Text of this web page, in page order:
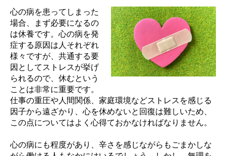
心の病を患ってしまった
場合、まず必要になるの
は休養です。心の病を発
症する原因は人それぞれ
様々ですが、共通する要
因としてストレスが挙げ
られるので、休むという
ことは非常に重要です。
仕事の重圧や人間関係、家庭環境などストレスを感じる
因子から遠ざかり、心を休めないと回復は難しいため、
この点についてはよく心得ておかなければなりません。
心の病にも程度があり、辛さを感じながらもごまかしな